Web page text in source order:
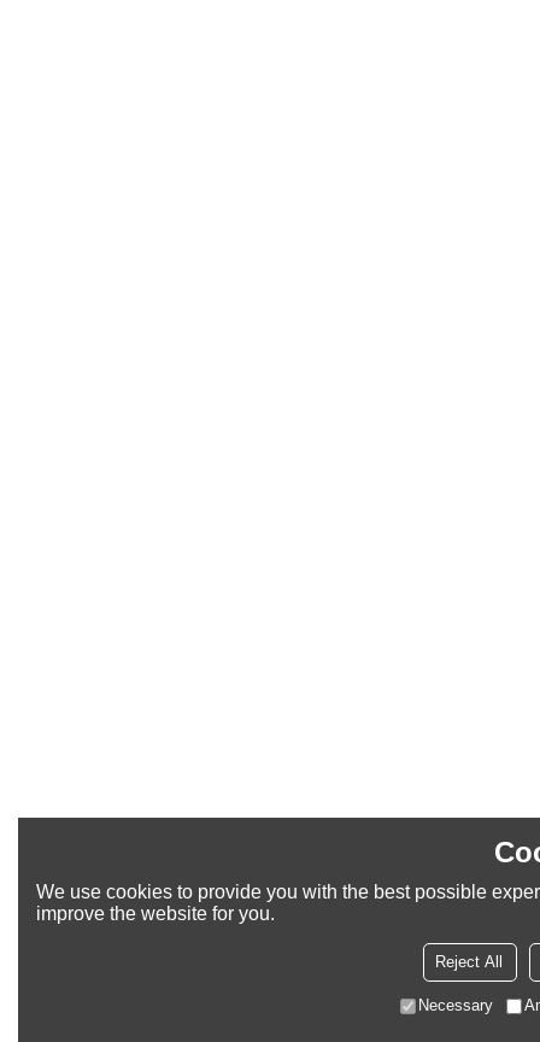
We use cookies to provide you with the best possible
improve the website for you.
Reject All
Necessary